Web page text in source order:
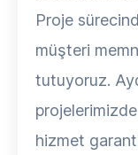
Proje
müşteri
tutuyoruz.
hizmet